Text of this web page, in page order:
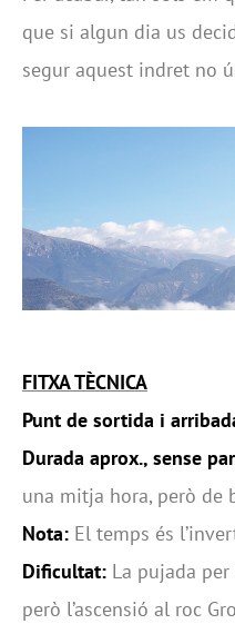
que si algun dia us
segur aquest indret no
FITXA TÈCNICA
Punt de sortida i
Durada aprox., sense
una mitja hora, però de
Nota: El temps és
Dificultat: La pujada
però l’ascensió al roc